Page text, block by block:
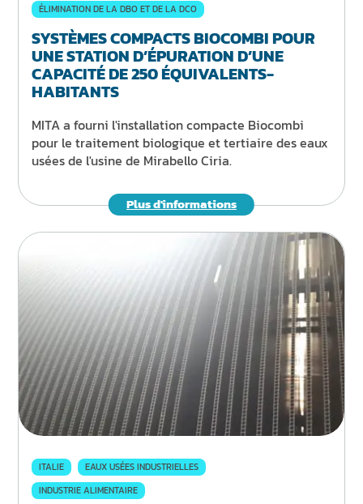
ÉLIMINATION DE LA DBO ET DE LA DCO
SYSTÈMES COMPACTS BIOCOMBI POUR
UNE STATION D’ÉPURATION D’UNE
CAPACITÉ DE 250 ÉQUIVALENTS-
HABITANTS
MITA a fourni l'installation compacte Biocombi
pour le traitement biologique et tertiaire des eaux
usées de l'usine de Mirabello Ciria.
Plus d'informations
ITALIE
EAUX USÉES INDUSTRIELLES
INDUSTRIE ALIMENTAIRE